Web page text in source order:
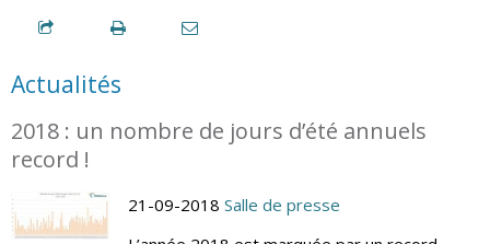
Actualités
2018 : un nombre de jours d’été annuels
record !
21-09-2018 Salle de presse